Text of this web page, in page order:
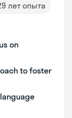
лет опыта
on
to foster